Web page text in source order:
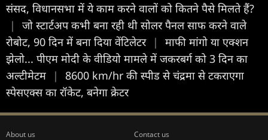
संसद, विधानसभा में ये काम करने वालों को कितने पैसे मिलते हैं?
|
जो स्टार्टअप कभी बना रही थी सोलर पैनल साफ करने वाले
रोबोट, 90 दिन में बना दिया वेंटिलेटर |
माफी मांगो या एक्शन
झेलो... पीएम मोदी के वीडियो मामले में जकरबर्ग को 3 दिन का
अल्टीमेटम
|
8600 km/hr की स्पीड से चंद्रमा से टकराएगा
स्पेसएक्स का रॉकेट, बनेगा क्रेटर
About us Contact us